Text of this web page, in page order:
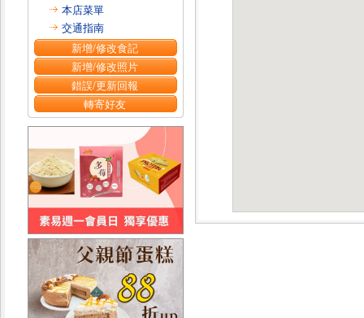
本店菜單
交通指南
新增/修改食記
新增/修改照片
錯誤/更新回報
轉寄好友